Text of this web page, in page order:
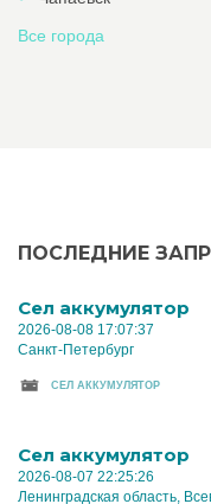
Все города
ПОСЛЕДНИЕ
Cел аккумулятор
2026-08-08 17:07:37
Санкт-Петербург
CЕЛ АККУМУЛЯТОР
Cел аккумулятор
2026-08-07 22:25:26
Ленинградская область,